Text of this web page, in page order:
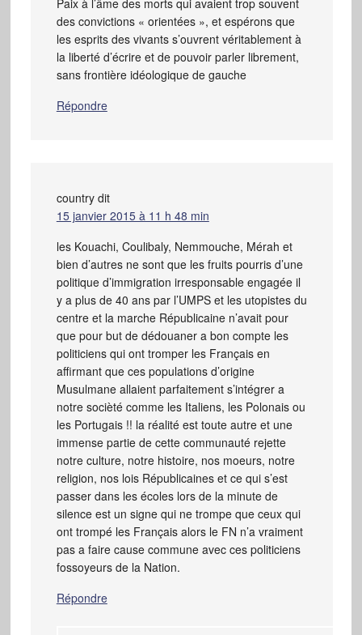
des convictions « orientées », et espérons que
les esprits des vivants s’ouvrent véritablement à
la liberté d’écrire et de pouvoir parler librement,
sans frontière idéologique de gauche
Répondre
country dit
15 janvier 2015 à 11 h 48 min
les Kouachi, Coulibaly, Nemmouche, Mérah et
bien d’autres ne sont que les fruits pourris d’une
politique d’immigration irresponsable engagée il
y a plus de 40 ans par l’UMPS et les utopistes du
centre et la marche Républicaine n’avait pour
que pour but de dédouaner a bon compte les
politiciens qui ont tromper les Français en
affirmant que ces populations d’origine
Musulmane allaient parfaitement s’intégrer a
notre socièté comme les Italiens, les Polonais ou
les Portugais !! la réalité est toute autre et une
immense partie de cette communauté rejette
notre culture, notre histoire, nos moeurs, notre
religion, nos lois Républicaines et ce qui s’est
passer dans les écoles lors de la minute de
silence est un signe qui ne trompe que ceux qui
ont trompé les Français alors le FN n’a vraiment
pas a faire cause commune avec ces politiciens
fossoyeurs de la Nation.
Répondre